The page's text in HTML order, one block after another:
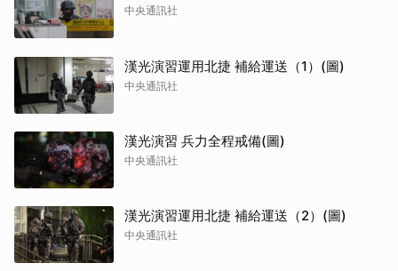
中央通訊社
漢光演習運用北捷 補給運送（1）(圖)
中央通訊社
漢光演習 兵力全程戒備(圖)
中央通訊社
漢光演習運用北捷 補給運送（2）(圖)
中央通訊社